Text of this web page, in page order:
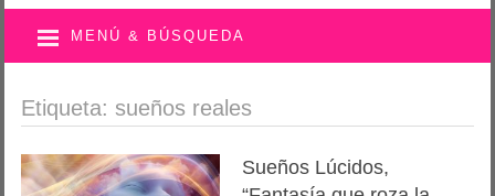
MENÚ & BÚSQUEDA
Etiqueta: sueños reales
Sueños Lúcidos,